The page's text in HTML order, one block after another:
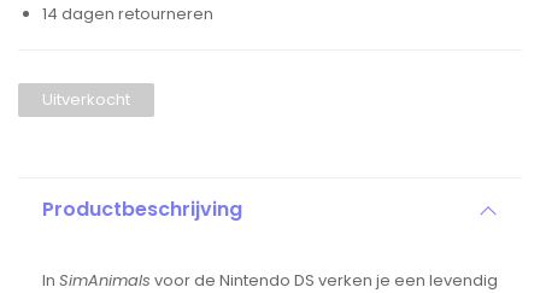
14 dagen retourneren
Uitverkocht
Productbeschrijving
In SimAnimals voor de Nintendo DS verken je een levendig